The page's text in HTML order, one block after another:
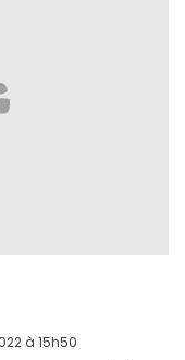
à 15h50